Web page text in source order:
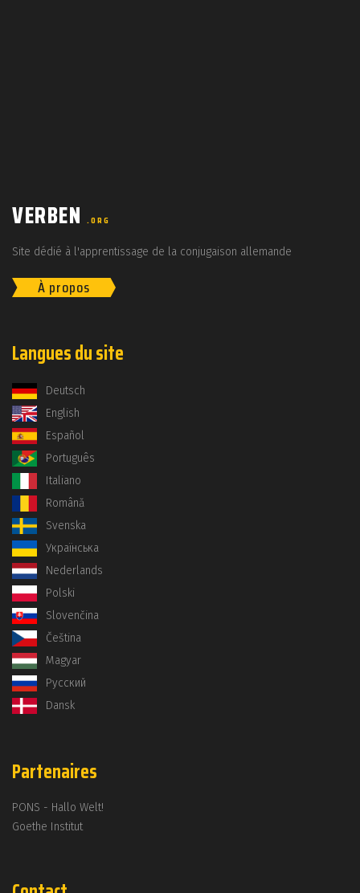
VERBEN .ORG
Site dédié à l'apprentissage de la conjugaison allemande
À propos
Langues du site
Deutsch
English
Español
Português
Italiano
Română
Svenska
Українська
Nederlands
Polski
Slovenčina
Čeština
Magyar
Русский
Dansk
Partenaires
PONS - Hallo Welt!
Goethe Institut